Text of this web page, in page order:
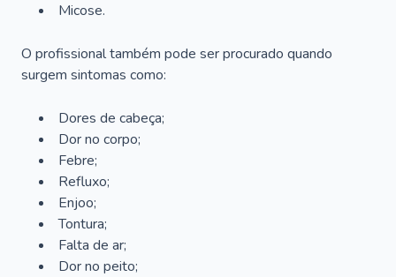
Micose.
O profissional também pode ser procurado quando
surgem sintomas como:
Dores de cabeça;
Dor no corpo;
Febre;
Refluxo;
Enjoo;
Tontura;
Falta de ar;
Dor no peito;